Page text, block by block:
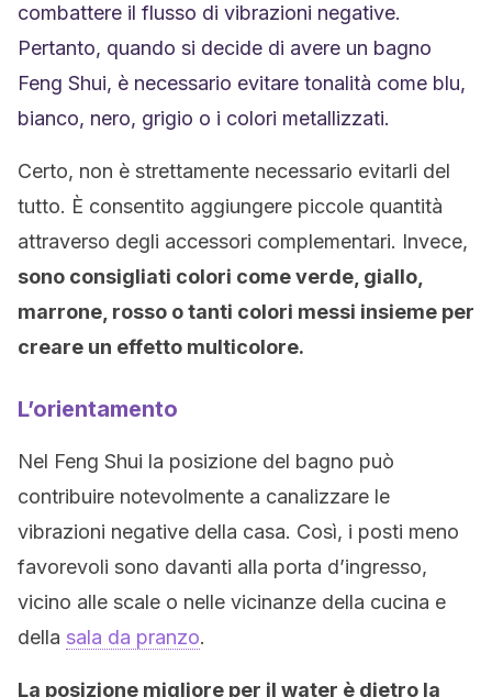
combattere il flusso di vibrazioni negative.
Pertanto, quando si decide di avere un bagno
Feng Shui, è necessario evitare tonalità come blu,
bianco, nero, grigio o i colori metallizzati.
Certo, non è strettamente necessario evitarli del
tutto. È consentito aggiungere piccole quantità
attraverso degli accessori complementari. Invece,
sono consigliati colori come verde, giallo,
marrone, rosso o tanti colori messi insieme per
creare un effetto multicolore.
L’orientamento
Nel Feng Shui la posizione del bagno può
contribuire notevolmente a canalizzare le
vibrazioni negative della casa. Così, i posti meno
favorevoli sono davanti alla porta d’ingresso,
vicino alle scale o nelle vicinanze della cucina e
della sala da pranzo.
La posizione migliore per il water è dietro la